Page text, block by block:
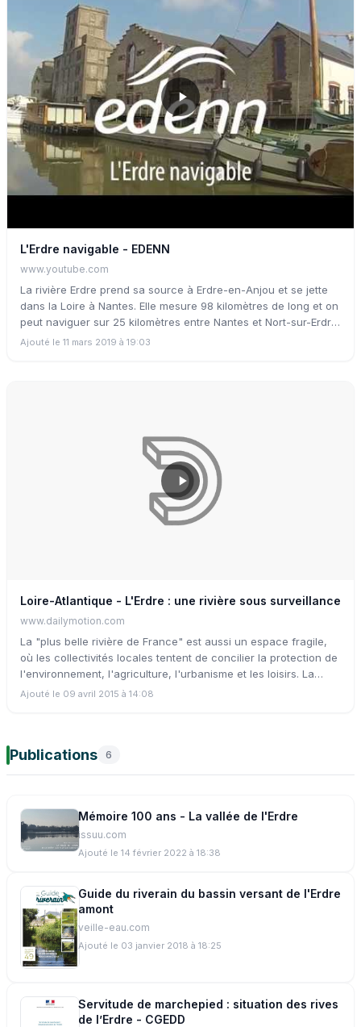
de la rivière afin de créer des banquettes resserrant les
écoulements lors des faibles débits, des souches et des blocs
de cailloux ont également été disposés pour recréer des abris
pour la faune aquatique. Un aménagement d’ensemble du site
de Vault a permis de mettre en valeur son attrait paysager
ainsi que son patrimoine bâti.
L'Erdre navigable - EDENN
www.youtube.com
La rivière Erdre prend sa source à Erdre-en-Anjou et se jette
dans la Loire à Nantes. Elle mesure 98 kilomètres de long et on
peut naviguer sur 25 kilomètres entre Nantes et Nort-sur-Erdre.
Découvrez l'histoire de cette partie navigable de l'Erdre dont le
Ajouté le 11 mars 2019 à 19:03
Loire-Atlantique - L'Erdre : une rivière sous surveillance
www.dailymotion.com
La "plus belle rivière de France" est aussi un espace fragile,
où les collectivités locales tentent de concilier la protection de
l'environnement, l'agriculture, l'urbanisme et les loisirs. La
qualité de ses eaux est surveillée régulièrement par l'EDEN, un
Ajouté le 09 avril 2015 à 14:08
Publications 6
Mémoire 100 ans - La vallée de l'Erdre
issuu.com
Ajouté le 14 février 2022 à 18:38
Guide du riverain du bassin versant de l'Erdre
amont
veille-eau.com
Ajouté le 03 janvier 2018 à 18:25
Servitude de marchepied : situation des rives
de l’Erdre - CGEDD